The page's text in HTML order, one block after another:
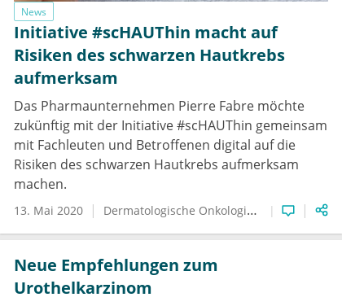
News
Initiative #scHAUThin macht auf
Risiken des schwarzen Hautkrebs
aufmerksam
Das Pharmaunternehmen Pierre Fabre möchte
zukünftig mit der Initiative #scHAUThin gemeinsam
mit Fachleuten und Betroffenen digital auf die
Risiken des schwarzen Hautkrebs aufmerksam
machen.
13. Mai 2020 Dermatologische Onkologie Social Media
Neue Empfehlungen zum
Urothelkarzinom